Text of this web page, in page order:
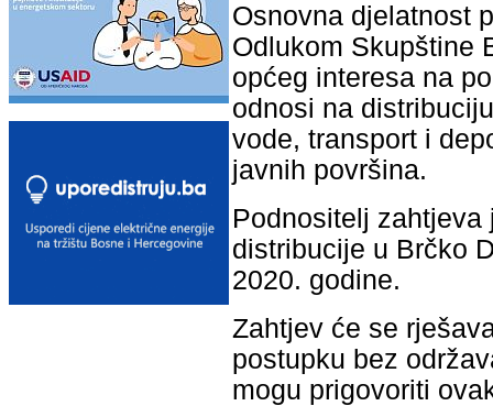
Osnovna djelatnost
Odlukom Skupštine
općeg interesa na
odnosi na
vode, transport i
javnih površina.
Podnositelj
distribucije u Brčko
2020. godine.
Zahtjev će se
postupku bez
mogu prigovoriti